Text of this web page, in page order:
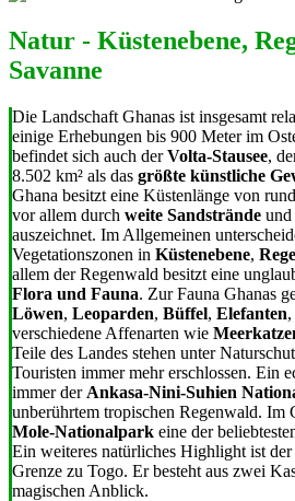
Natur - Küstenebene,
Savanne
Die Landschaft Ghanas ist insgesamt
einige Erhebungen bis 900 Meter im
befindet sich auch derVolta-Stausee,
8.502 km² als das größte künstliche
Ghana besitzt eine Küstenlänge von
vor allem durch weite Sandstrände und
auszeichnet. Im Allgemeinen
Vegetationszonen in Küstenebene,
allem der Regenwald besitzt eine
Flora und Fauna. Zur Fauna Ghanas
Löwen, Leoparden, Büffel, Elefanten,
verschiedene Affenarten wie
Teile des Landes stehen unter
Touristen immer mehr erschlossen. Ein
immer der Ankasa-Nini-Suhien
unberührtem tropischen Regenwald. Im
Mole-Nationalpark eine der
Ein weiteres natürliches Highlight ist der
Grenze zu Togo. Er besteht aus zwei
magischen Anblick.